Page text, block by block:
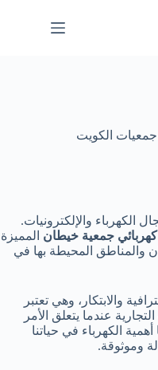
جمعيات الكويت
الكهرباء والإلكترونيات.
كهربائي جمعية خيطان المميزة
والمناطق المحيطة بها في
والابتكار، وهي تعتبر
عندما يتعلق الأمر
الكهرباء في حياتنا
وموثوقة.